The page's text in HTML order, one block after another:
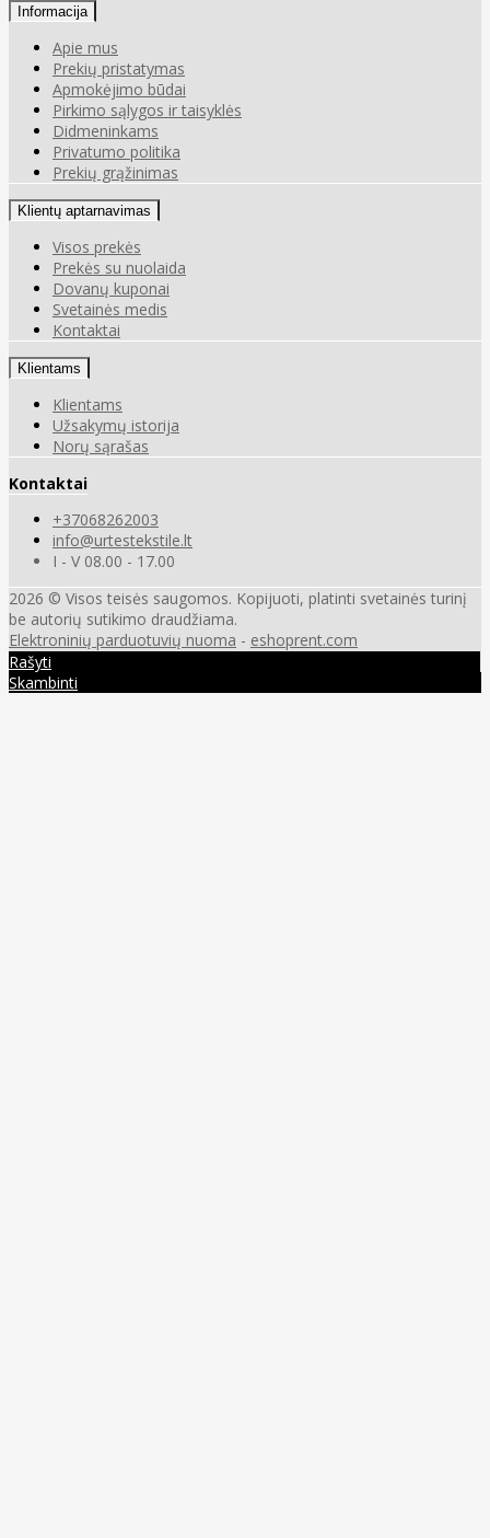
Informacija
Apie mus
Prekių pristatymas
Apmokėjimo būdai
Pirkimo sąlygos ir taisyklės
Didmeninkams
Privatumo politika
Prekių grąžinimas
Klientų aptarnavimas
Visos prekės
Prekės su nuolaida
Dovanų kuponai
Svetainės medis
Kontaktai
Klientams
Klientams
Užsakymų istorija
Norų sąrašas
Kontaktai
+37068262003
info@urtestekstile.lt
I - V 08.00 - 17.00
2026 © Visos teisės saugomos. Kopijuoti, platinti svetainės turinį
be autorių sutikimo draudžiama.
Elektroninių parduotuvių nuoma - eshoprent.com
Rašyti
Skambinti